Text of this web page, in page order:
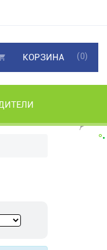
КОРЗИНА (0)